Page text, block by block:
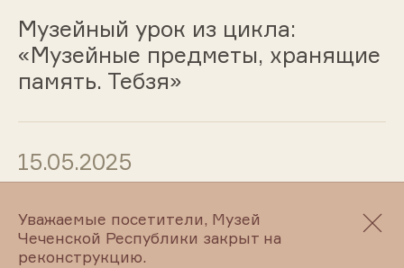
Музейный урок из цикла:
«Музейные предметы, хранящие
память. Тебзя»
15.05.2025
угроза обществу»
Уважаемые посетители, Музей
Чеченской Республики закрыт на
реконструкцию.